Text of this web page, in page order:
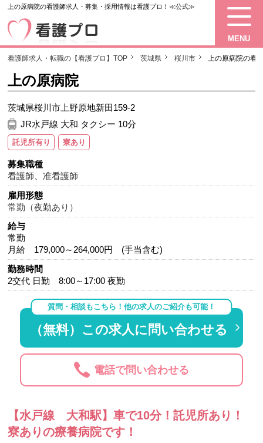
上の原病院の看護師求人・募集・採用情報は看護プロ！≪公式≫
MENU
看護師求人・転職の【看護プロ】TOP 茨城県 桜川市 上の原病院の看
上の原病院
茨城県桜川市上野原地新田159-2
JR水戸線 大和 タクシー 10分
託児所有り 寮あり
募集職種
看護師 、准看護師
雇用形態
常勤（夜勤あり）
給与
常勤
月給 179,000～264,000円 (手当含む)
勤務時間
2交代 日勤 8:00～17:00 夜勤
質問・相談もこちら！他の求人のご紹介も可能！
（無料）この求人に問い合わせる
電話で問い合わせる
【水戸線 大和駅】車で10分！託児所あり！
寮ありの療養病院です！